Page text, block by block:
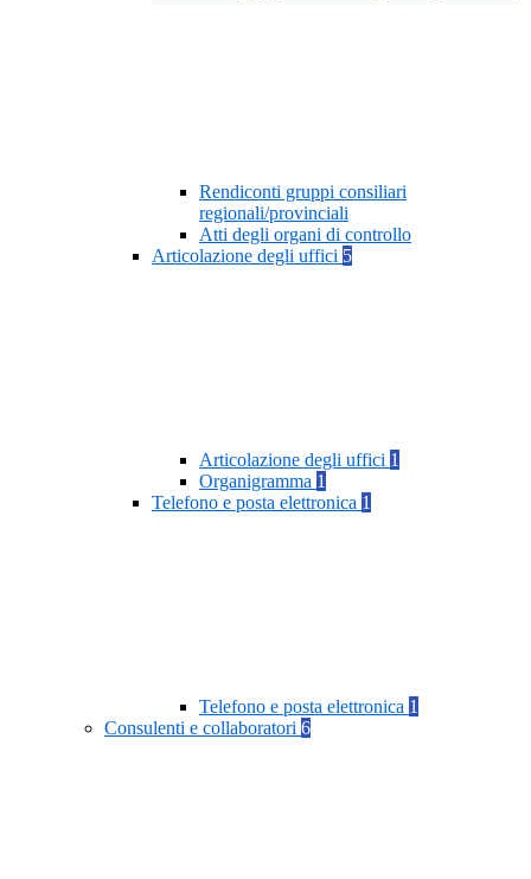
Rendiconti gruppi consiliari
regionali/provinciali
Atti degli organi di controllo
Articolazione degli uffici 5
Articolazione degli uffici 1
Organigramma 1
Telefono e posta elettronica 1
Telefono e posta elettronica 1
Consulenti e collaboratori 6